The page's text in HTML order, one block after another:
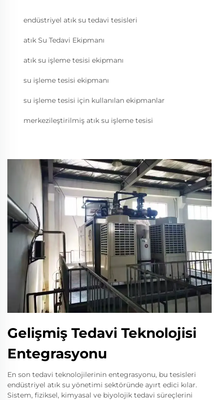
endüstriyel atık su tedavi tesisleri
atık Su Tedavi Ekipmanı
atık su işleme tesisi ekipmanı
su işleme tesisi ekipmanı
su işleme tesisi için kullanılan ekipmanlar
merkezileştirilmiş atık su işleme tesisi
Gelişmiş Tedavi Teknolojisi
Entegrasyonu
En son tedavi teknolojilerinin entegrasyonu, bu tesisleri
endüstriyel atık su yönetimi sektöründe ayırt edici kılar.
Sistem, fiziksel, kimyasal ve biyolojik tedavi süreçlerini